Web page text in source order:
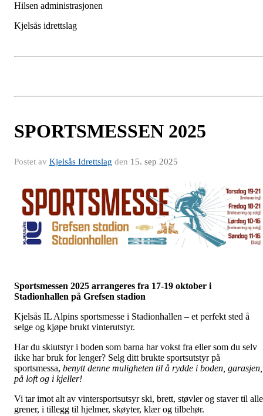
Hilsen administrasjonen
Kjelsås idrettslag
SPORTSMESSEN 2025
Postet av Kjelsås Idrettslag den 15. sep 2025
Sportsmessen 2025 arrangeres fra 17-19 oktober i
Stadionhallen på Grefsen stadion
Kjelsås IL Alpins sportsmesse i Stadionhallen – et perfekt sted å
selge og kjøpe brukt vinterutstyr.
Har du skiutstyr i boden som barna har vokst fra eller som du selv
ikke har bruk for lenger? Selg ditt brukte sportsutstyr på
sportsmessa, benytt denne muligheten til å rydde i boden, garasjen,
på loft og i kjeller!
Vi tar imot alt av vintersportsutsyr ski, brett, støvler og staver til alle
grener, i tillegg til hjelmer, skøyter, klær og tilbehør.